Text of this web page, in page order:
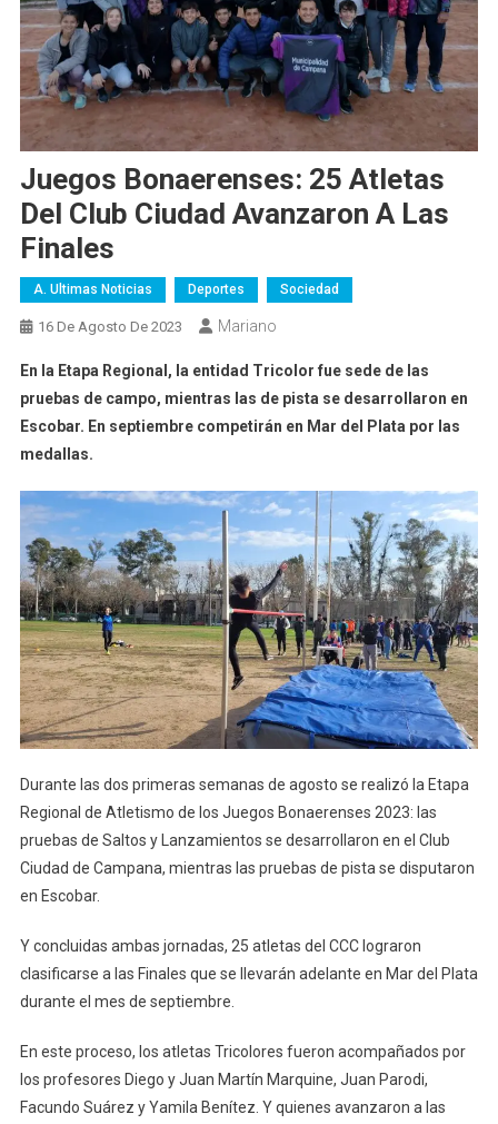
Juegos Bonaerenses: 25 Atletas
Del Club Ciudad Avanzaron A Las
Finales
A. Ultimas Noticias Deportes Sociedad
16 De Agosto De 2023 Mariano
En la Etapa Regional, la entidad Tricolor fue sede de las
pruebas de campo, mientras las de pista se desarrollaron en
Escobar. En septiembre competirán en Mar del Plata por las
medallas.
Durante las dos primeras semanas de agosto se realizó la Etapa
Regional de Atletismo de los Juegos Bonaerenses 2023: las
pruebas de Saltos y Lanzamientos se desarrollaron en el Club
Ciudad de Campana, mientras las pruebas de pista se disputaron
en Escobar.
Y concluidas ambas jornadas, 25 atletas del CCC lograron
clasificarse a las Finales que se llevarán adelante en Mar del Plata
durante el mes de septiembre.
En este proceso, los atletas Tricolores fueron acompañados por
los profesores Diego y Juan Martín Marquine, Juan Parodi,
Facundo Suárez y Yamila Benítez. Y quienes avanzaron a las